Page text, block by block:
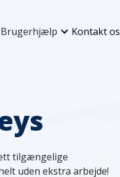
Brugerhjælp Kontakt os
tilgængelige
uden ekstra arbejde!